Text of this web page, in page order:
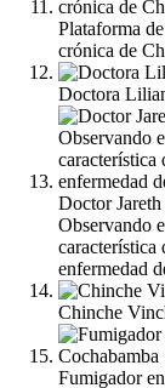
Plataforma
crónica de
Doctora
Doctor Jareth
Observando
característica
enfermedad
Chinche
Fumigador